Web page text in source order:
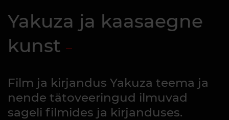
Yakuza ja kaasaegne
kunst
Film ja kirjandus Yakuza teema ja
nende tätoveeringud ilmuvad
sageli filmides ja kirjanduses.